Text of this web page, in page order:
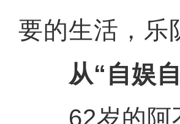
要的生活，乐
从“自娱
62岁的阿不